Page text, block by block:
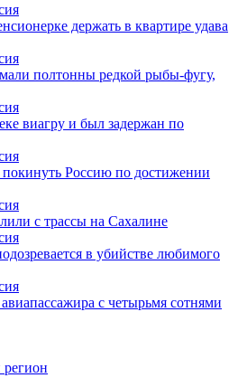
держать в квартире удава
полтонны редкой рыбы-фугу,
виагру и был задержан по
покинуть Россию по достижении
с трассы на Сахалине
в убийстве любимого
с четырьмя сотнями